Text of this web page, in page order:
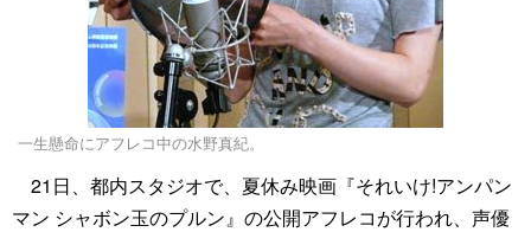
一生懸命にアフレコ中の水野真紀。
21日、都内スタジオで、夏休み映画『それいけ!アンパン
マン シャボン玉のプルン』の公開アフレコが行われ、声優